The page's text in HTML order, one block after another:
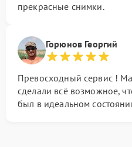
прекрасные снимки.
Горюнов Георгий
Превосходный сервис !
сделали всё возможное,
был в идеальном